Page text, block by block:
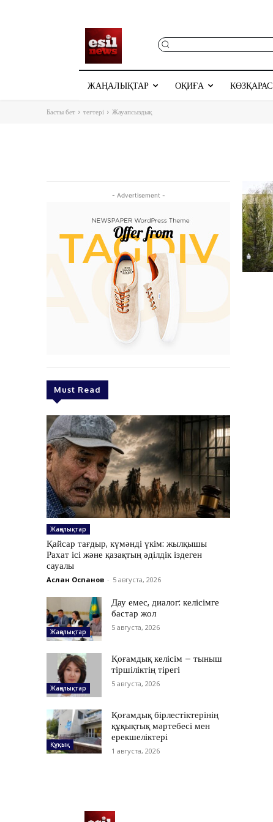
ЖАҢАЛЫҚТАР ОҚИҒА КӨЗҚАРАС
Басты бет тегтері Жауапсыздық
- Advertisement -
Must Read
Жаңалықтар
Қайсар тағдыр, күмәнді үкім: жылқышы
Рахат ісі және қазақтың әділдік іздеген
сауалы
Аслан Оспанов - 5 августа, 2026
Жаңалықтар
Дау емес, диалог: келісімге
бастар жол
5 августа, 2026
Жаңалықтар
Қоғамдық келісім – тыныш
тіршіліктің тірегі
5 августа, 2026
Құқық
Қоғамдық бірлестіктерінің
құқықтық мәртебесі мен
ерекшеліктері
1 августа, 2026